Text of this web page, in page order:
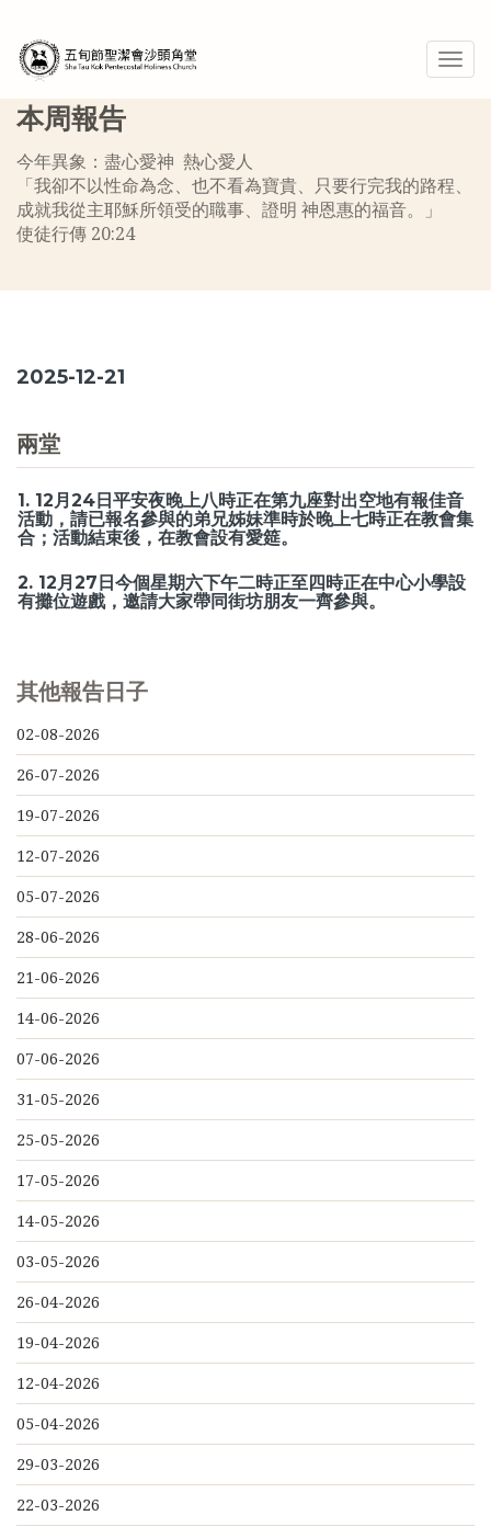
本周報告
今年異象：盡心愛神 熱心愛人
「我卻不以性命為念、也不看為寶貴、只要行完我的路程、
成就我從主耶穌所領受的職事、證明 神恩惠的福音。」
使徒行傳 20:24
2025-12-21
兩堂
1. 12月24日平安夜晚上八時正在第九座對出空地有報佳音
活動，請已報名參與的弟兄姊妹準時於晚上七時正在教會集
合；活動結束後，在教會設有愛筵。
2. 12月27日今個星期六下午二時正至四時正在中心小學設
有攤位遊戲，邀請大家帶同街坊朋友一齊參與。
其他報告日子
02-08-2026
26-07-2026
19-07-2026
12-07-2026
05-07-2026
28-06-2026
21-06-2026
14-06-2026
07-06-2026
31-05-2026
25-05-2026
17-05-2026
14-05-2026
03-05-2026
26-04-2026
19-04-2026
12-04-2026
05-04-2026
29-03-2026
22-03-2026